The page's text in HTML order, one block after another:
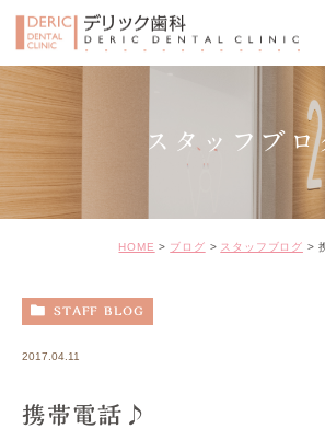
スタッフブロ
HOME ブログ スタッフブログ
STAFF BLOG
2017.04.11
携帯電話♪